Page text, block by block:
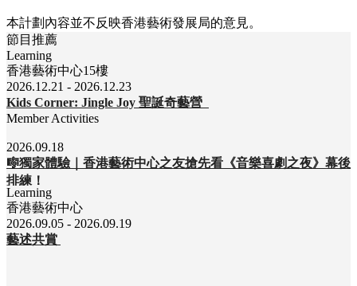
本計劃內容並不反映香港藝術發展局的意見。
節目推薦
Learning
香港藝術中心15樓
2026.12.21 - 2026.12.23
Kids Corner: Jingle Joy 聖誕奇藝營
Member Activities
2026.09.18
🎼獨家體驗｜香港藝術中心之友搶先看《音樂喜劇之夜》幕後
排練！
Learning
香港藝術中心
2026.09.05 - 2026.09.19
藝述共賞